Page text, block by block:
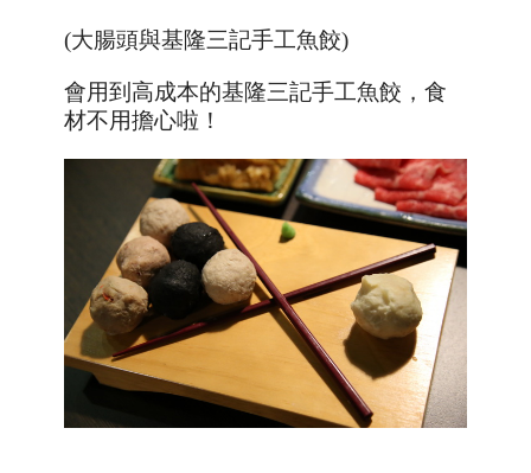
(大腸頭與基隆三記手工魚餃)
會用到高成本的基隆三記手工魚餃，食
材不用擔心啦！